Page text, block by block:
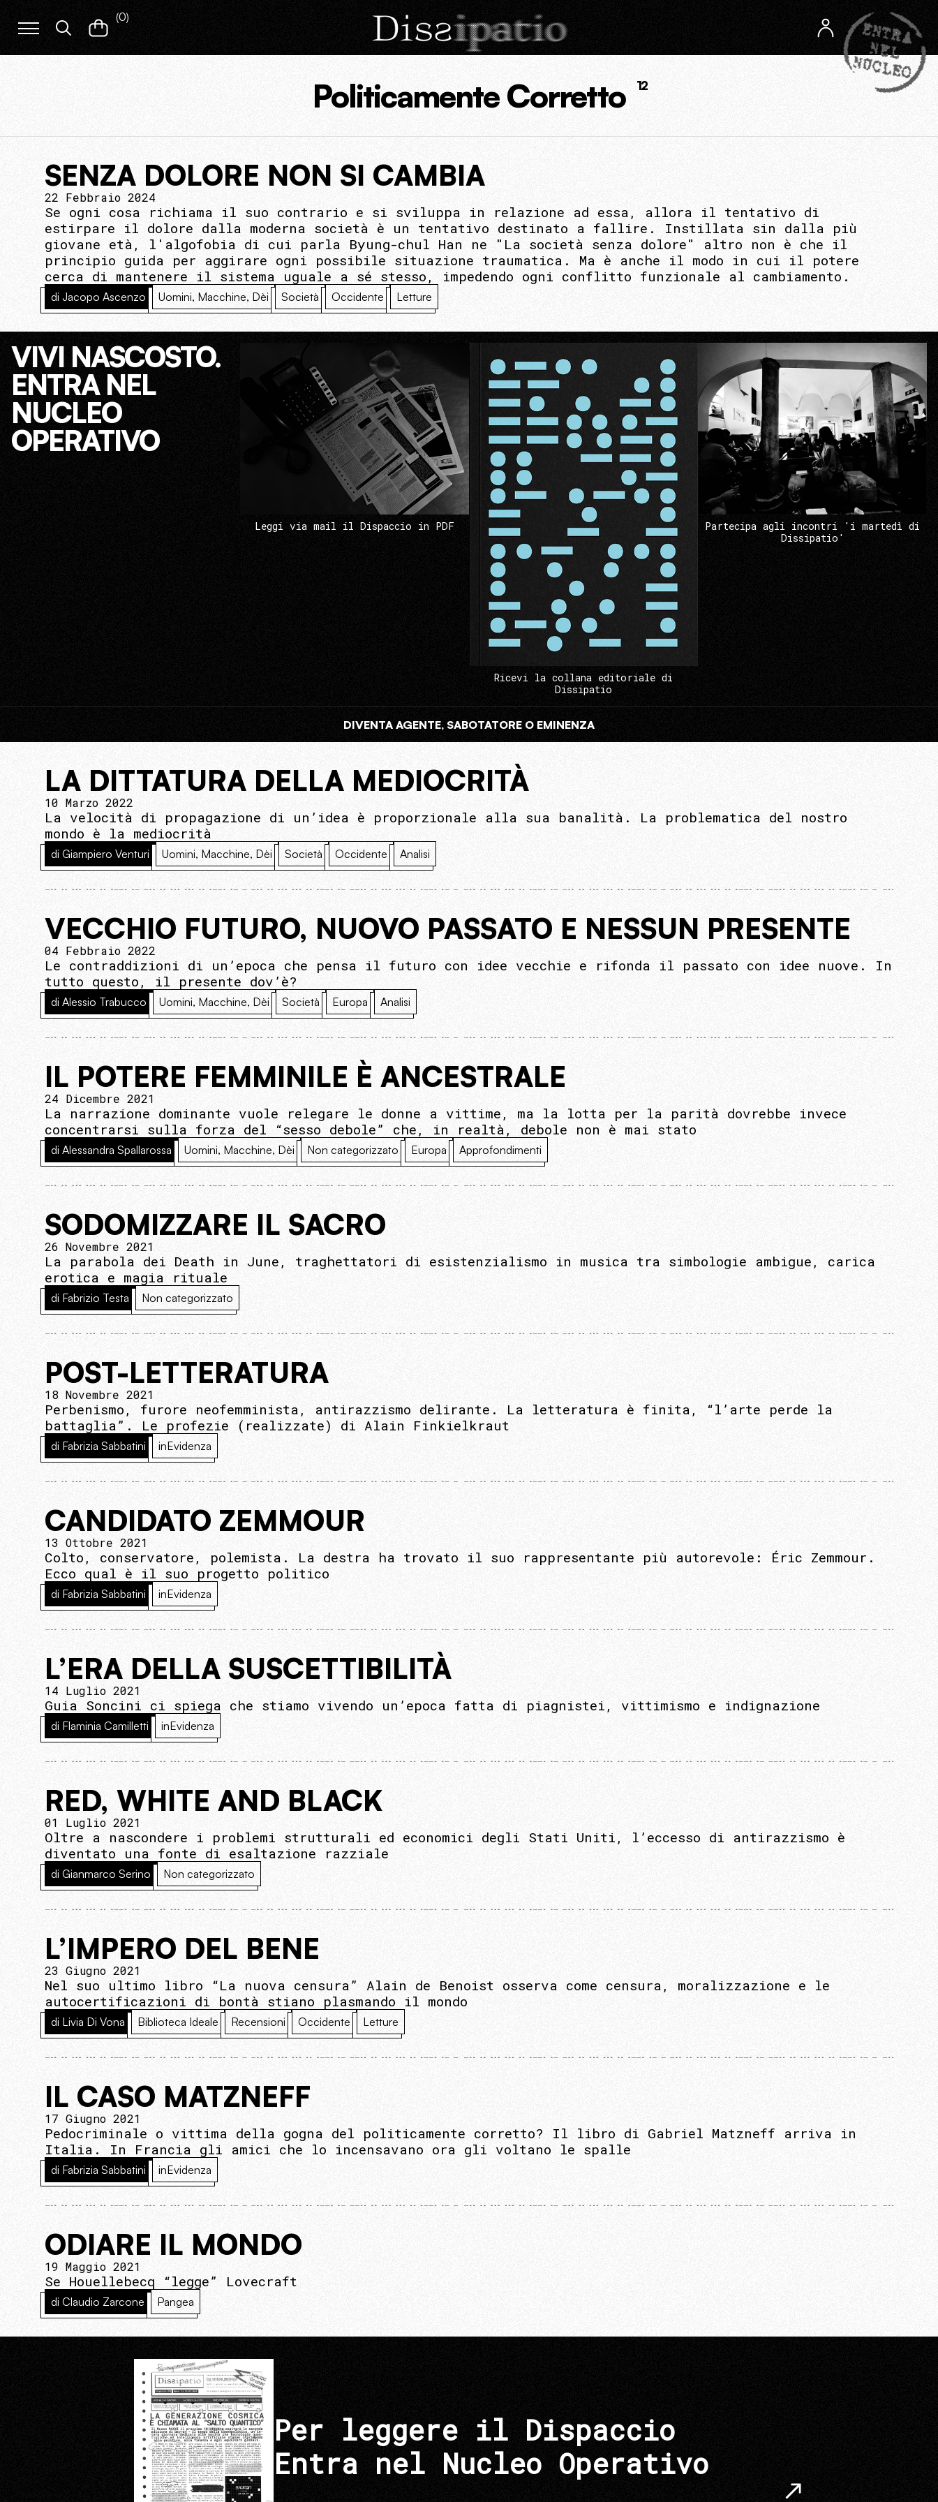
(0)
Politicamente Corretto 12
SENZA DOLORE NON SI CAMBIA
22 Febbraio 2024
Se ogni cosa richiama il suo contrario e si sviluppa in relazione ad essa, allora il tentativo di
estirpare il dolore dalla moderna società è un tentativo destinato a fallire. Instillata sin dalla più
giovane età, l'algofobia di cui parla Byung-chul Han ne "La società senza dolore" altro non è che il
principio guida per aggirare ogni possibile situazione traumatica. Ma è anche il modo in cui il potere
cerca di mantenere il sistema uguale a sé stesso, impedendo ogni conflitto funzionale al cambiamento.
di Jacopo Ascenzo Uomini, Macchine, Dèi Società Occidente Letture
VIVI NASCOSTO.
ENTRA NEL
NUCLEO
OPERATIVO
Leggi via mail il Dispaccio in PDF
Ricevi la collana editoriale di
Dissipatio
Partecipa agli incontri 'i martedì di
Dissipatio'
DIVENTA AGENTE, SABOTATORE O EMINENZA
LA DITTATURA DELLA MEDIOCRITÀ
10 Marzo 2022
La velocità di propagazione di un’idea è proporzionale alla sua banalità. La problematica del nostro
mondo è la mediocrità
di Giampiero Venturi Uomini, Macchine, Dèi Società Occidente Analisi
VECCHIO FUTURO, NUOVO PASSATO E NESSUN PRESENTE
04 Febbraio 2022
Le contraddizioni di un’epoca che pensa il futuro con idee vecchie e rifonda il passato con idee nuove. In
tutto questo, il presente dov’è?
di Alessio Trabucco Uomini, Macchine, Dèi Società Europa Analisi
IL POTERE FEMMINILE È ANCESTRALE
24 Dicembre 2021
La narrazione dominante vuole relegare le donne a vittime, ma la lotta per la parità dovrebbe invece
concentrarsi sulla forza del “sesso debole” che, in realtà, debole non è mai stato
di Alessandra Spallarossa Uomini, Macchine, Dèi Non categorizzato Europa Approfondimenti
SODOMIZZARE IL SACRO
26 Novembre 2021
La parabola dei Death in June, traghettatori di esistenzialismo in musica tra simbologie ambigue, carica
erotica e magia rituale
di Fabrizio Testa Non categorizzato
POST-LETTERATURA
18 Novembre 2021
Perbenismo, furore neofemminista, antirazzismo delirante. La letteratura è finita, “l’arte perde la
battaglia”. Le profezie (realizzate) di Alain Finkielkraut
di Fabrizia Sabbatini inEvidenza
CANDIDATO ZEMMOUR
13 Ottobre 2021
Colto, conservatore, polemista. La destra ha trovato il suo rappresentante più autorevole: Éric Zemmour.
Ecco qual è il suo progetto politico
di Fabrizia Sabbatini inEvidenza
L’ERA DELLA SUSCETTIBILITÀ
14 Luglio 2021
Guia Soncini ci spiega che stiamo vivendo un’epoca fatta di piagnistei, vittimismo e indignazione
di Flaminia Camilletti inEvidenza
RED, WHITE AND BLACK
01 Luglio 2021
Oltre a nascondere i problemi strutturali ed economici degli Stati Uniti, l’eccesso di antirazzismo è
diventato una fonte di esaltazione razziale
di Gianmarco Serino Non categorizzato
L’IMPERO DEL BENE
23 Giugno 2021
Nel suo ultimo libro “La nuova censura” Alain de Benoist osserva come censura, moralizzazione e le
autocertificazioni di bontà stiano plasmando il mondo
di Livia Di Vona Biblioteca Ideale Recensioni Occidente Letture
IL CASO MATZNEFF
17 Giugno 2021
Pedocriminale o vittima della gogna del politicamente corretto? Il libro di Gabriel Matzneff arriva in
Italia. In Francia gli amici che lo incensavano ora gli voltano le spalle
di Fabrizia Sabbatini inEvidenza
ODIARE IL MONDO
19 Maggio 2021
Se Houellebecq “legge” Lovecraft
di Claudio Zarcone Pangea
Per leggere il Dispaccio
Entra nel Nucleo Operativo